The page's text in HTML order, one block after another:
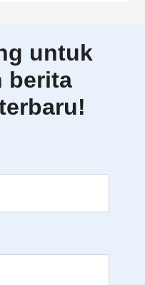
untuk
berita